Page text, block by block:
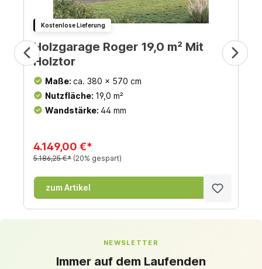
Kostenlose Lieferung
Holzgarage Roger 19,0 m² Mit
Holztor
Maße: ca. 380 x 570 cm
Nutzfläche: 19,0 m²
Wandstärke: 44 mm
4.149,00 €*
5.186,25 €* (20% gespart)
zum Artikel
NEWSLETTER
Immer auf dem Laufenden